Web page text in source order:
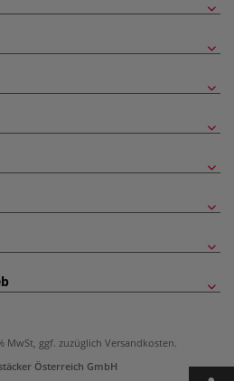
MwSt, ggf. zuzüglich Versandkosten.
Österreich GmbH